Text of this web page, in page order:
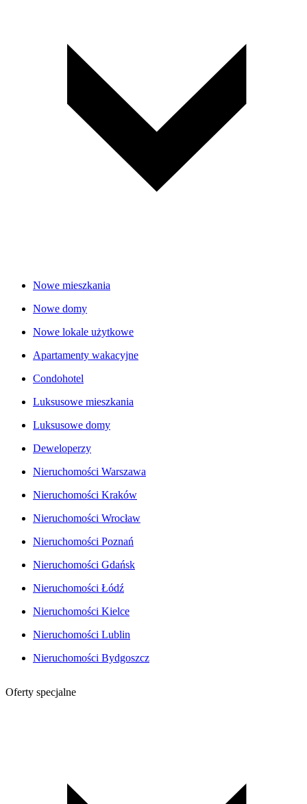
Nowe mieszkania
Nowe domy
Nowe lokale użytkowe
Apartamenty wakacyjne
Condohotel
Luksusowe mieszkania
Luksusowe domy
Deweloperzy
Nieruchomości Warszawa
Nieruchomości Kraków
Nieruchomości Wrocław
Nieruchomości Poznań
Nieruchomości Gdańsk
Nieruchomości Łódź
Nieruchomości Kielce
Nieruchomości Lublin
Nieruchomości Bydgoszcz
Oferty specjalne